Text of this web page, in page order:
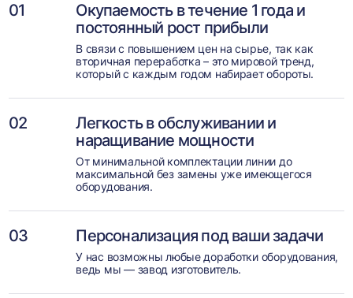
01
Окупаемость в течение 1 года и
постоянный рост прибыли
В связи с повышением цен на сырье, так как
вторичная переработка – это мировой тренд,
который с каждым годом набирает обороты.
02
Легкость в обслуживании и
наращивание мощности
От минимальной комплектации линии до
максимальной без замены уже имеющегося
оборудования.
03 Персонализация под ваши задачи
У нас возможны любые доработки оборудования,
ведь мы — завод изготовитель.